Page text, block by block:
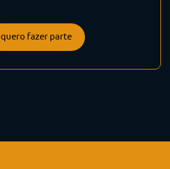
quero fazer parte